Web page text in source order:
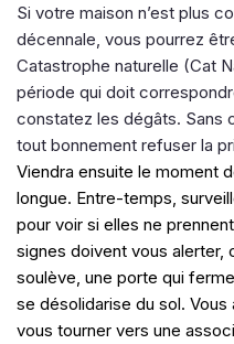
Si votre maison n’est plus
décennale, vous pourrez
Catastrophe naturelle (Cat
période qui doit
constatez les dégâts. Sans
tout bonnement refuser la
Viendra ensuite le moment
longue. Entre-temps,
pour voir si elles ne
signes doivent vous alerter,
soulève, une porte qui
se désolidarise du sol.
vous tourner vers une